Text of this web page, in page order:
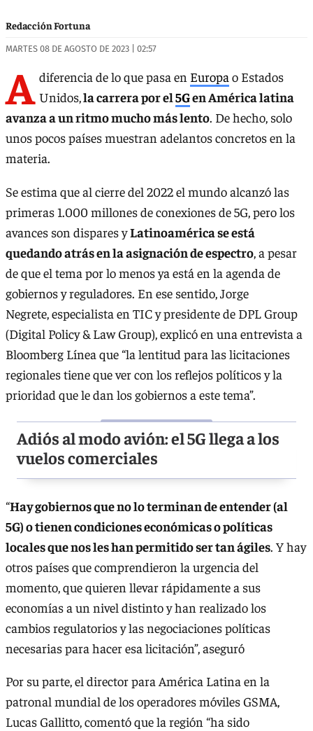
Redacción Fortuna
MARTES 08 DE AGOSTO DE 2023 | 02:57
A diferencia de lo que pasa en Europa o Estados
Unidos,la carrera por el5Gen América latina
avanza a un ritmo mucho más lento. De hecho, solo
unos pocos países muestran adelantos concretos en la
materia.
Se estima que al cierre del 2022 el mundo alcanzó las
primeras 1.000 millones de conexiones de 5G, pero los
avances son dispares yLatinoamérica se está
quedando atrás en la asignación de espectro, a pesar
de que el tema por lo menos ya está en la agenda de
gobiernos y reguladores. En ese sentido, Jorge
Negrete, especialista en TIC y presidente de DPL Group
(Digital Policy & Law Group), explicó en una entrevista a
Bloomberg Línea que “la lentitud para las licitaciones
regionales tiene que ver con los reflejos políticos y la
prioridad que le dan los gobiernos a este tema”.
Adiós al modo avión: el 5G llega a los
vuelos comerciales
“Hay gobiernos que no lo terminan de entender (al
5G) o tienen condiciones económicas o políticas
locales que nos les han permitido ser tan ágiles. Y hay
otros países que comprendieron la urgencia del
momento, que quieren llevar rápidamente a sus
economías a un nivel distinto y han realizado los
cambios regulatorios y las negociaciones políticas
necesarias para hacer esa licitación”, aseguró
Por su parte, el director para América Latina en la
patronal mundial de los operadores móviles GSMA,
Lucas Gallitto, comentó que la región “ha sido